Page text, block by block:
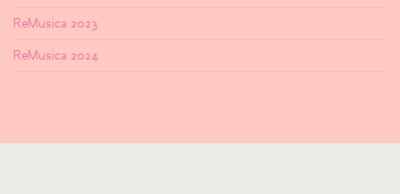
ReMusica 2023
ReMusica 2024